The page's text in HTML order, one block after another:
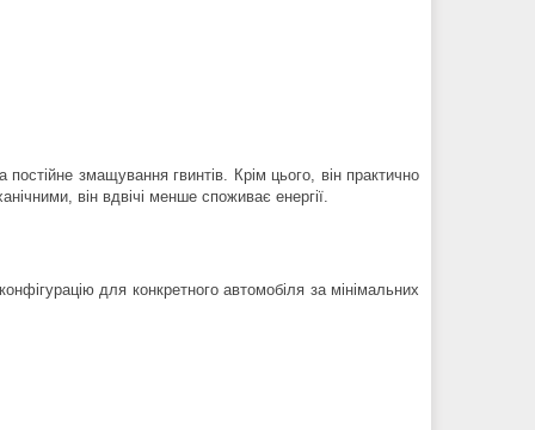
змащування гвинтів. Крім цього, він практично
він вдвічі менше споживає енергії.
для конкретного автомобіля за мінімальних